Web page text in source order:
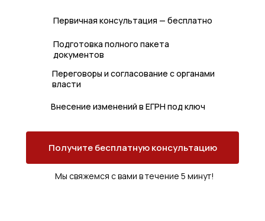
Получите бесплатную консультацию
Мы свяжемся с вами в течение 5 минут!
Первичная консультация — бесплатно
Подготовка полного пакета
документов
Переговоры и согласование с органами
власти
Внесение изменений в ЕГРН под ключ